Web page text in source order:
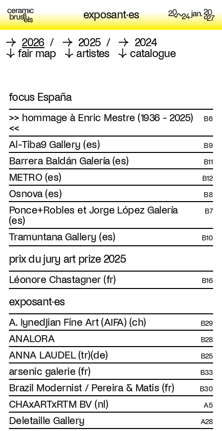
exposant·es
→ 2026 / → 2025 / → 2024
↓ fair map ↓ artistes ↓ catalogue
focus España
>> hommage à Enric Mestre (1936 - 2025)
<<
B6
Al-Tiba9 Gallery (es) B9
Barrera Baldán Galería (es) B11
METRO (es) B12
Osnova (es) B8
Ponce+Robles et Jorge López Galería
(es)
B7
Tramuntana Gallery (es) B10
prix du jury art prize 2025
Léonore Chastagner (fr) B16
exposant·es
A. Iynedjian Fine Art (AIFA) (ch) B29
ANALORA B28
ANNA LAUDEL (tr)(de) B25
arsenic galerie (fr) B33
Brazil Modernist / Pereira & Matis (fr) B30
CHAxARTxRTM BV (nl) A5
Deletaille Gallery A28